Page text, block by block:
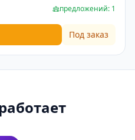
предложений: 1
Под заказ